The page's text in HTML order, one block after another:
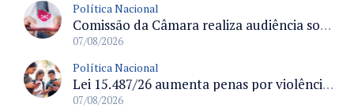
Política Nacional
Comissão da Câmara realiza audiência sobre apostas online para medir o tamanho do mercado ilegal
07/08/2026
Política Nacional
Lei 15.487/26 aumenta penas por violência sexual digital contra crianças e adolescentes e autoriza ronda virtual para investigação
07/08/2026